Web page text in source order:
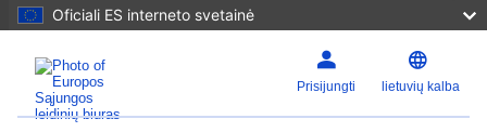
Oficiali ES interneto svetainė
Prisijungti lietuvių kalba